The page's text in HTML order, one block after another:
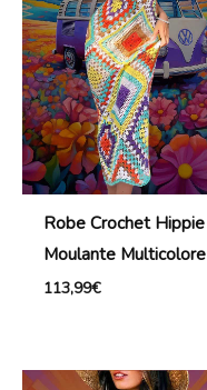
Robe Crochet Hippie
Moulante Multicolore
113,99€